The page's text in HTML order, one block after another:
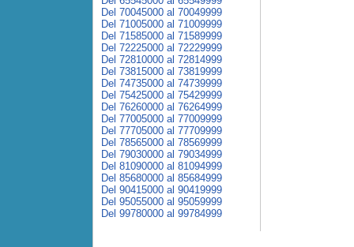
Del 70045000 al 70049999
Del 71005000 al 71009999
Del 71585000 al 71589999
Del 72225000 al 72229999
Del 72810000 al 72814999
Del 73815000 al 73819999
Del 74735000 al 74739999
Del 75425000 al 75429999
Del 76260000 al 76264999
Del 77005000 al 77009999
Del 77705000 al 77709999
Del 78565000 al 78569999
Del 79030000 al 79034999
Del 81090000 al 81094999
Del 85680000 al 85684999
Del 90415000 al 90419999
Del 95055000 al 95059999
Del 99780000 al 99784999